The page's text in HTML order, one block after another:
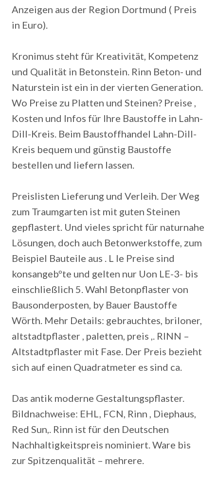
Anzeigen aus der Region Dortmund ( Preis
in Euro).
Kronimus steht für Kreativität, Kompetenz
und Qualität in Betonstein. Rinn Beton- und
Naturstein ist ein in der vierten Generation.
Wo Preise zu Platten und Steinen? Preise ,
Kosten und Infos für Ihre Baustoffe in Lahn-
Dill-Kreis. Beim Baustoffhandel Lahn-Dill-
Kreis bequem und günstig Baustoffe
bestellen und liefern lassen.
Preislisten Lieferung und Verleih. Der Weg
zum Traumgarten ist mit guten Steinen
gepflastert. Und vieles spricht für naturnahe
Lösungen, doch auch Betonwerkstoffe, zum
Beispiel Bauteile aus . L le Preise sind
konsangebºte und gelten nur Uon LE-3- bis
einschließlich 5. Wahl Betonpflaster von
Bausonderposten, by Bauer Baustoffe
Wörth. Mehr Details: gebrauchtes, briloner,
altstadtpflaster , paletten, preis ,. RINN –
Altstadtpflaster mit Fase. Der Preis bezieht
sich auf einen Quadratmeter es sind ca.
Das antik moderne Gestaltungspflaster.
Bildnachweise: EHL, FCN, Rinn , Diephaus,
Red Sun,. Rinn ist für den Deutschen
Nachhaltigkeitspreis nominiert. Ware bis
zur Spitzenqualität – mehrere.